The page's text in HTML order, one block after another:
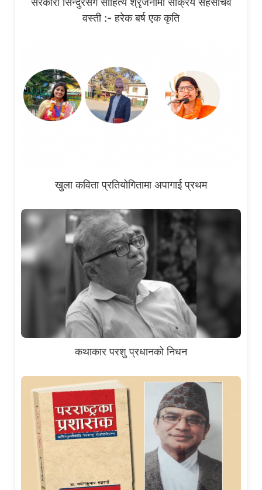
वस्ती :- हरेक बर्ष एक कृति
खुला कविता प्रतियोगितामा अपागाई प्रथम
कथाकार परशु प्रधानको निधन